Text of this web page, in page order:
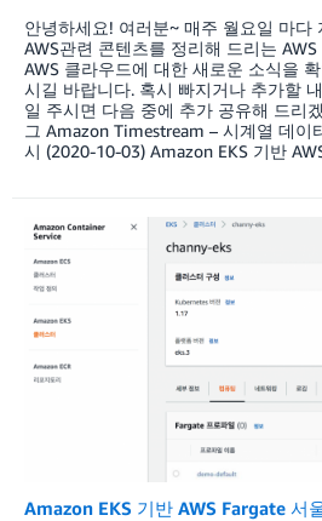
안녕하세요! 여러분~ 매주 월요일 마다
AWS관련 콘텐츠를 정리해 드리는
AWS 클라우드에 대한 새로운 소식을
시길 바랍니다. 혹시 빠지거나 추가할
일 주시면 다음 중에 추가 공유해 드리
그 Amazon Timestream – 시계열 데이
시 (2020-10-03) Amazon EKS 기반
Amazon EKS 기반 AWS Fargate 서